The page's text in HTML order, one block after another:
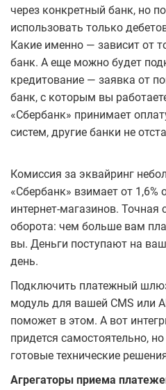
через конкретный банк, но
использовать только
Какие именно — зависит от
банк. А еще можно будет
кредитование — заявка от
банк, с которым вы
«Сбербанк» принимает
систем, другие банки не
Комиссия за эквайринг
«Сбербанк» взимает от
интернет-магазинов. Точная
оборота: чем больше вам
вы. Деньги поступают на
день.
Подключить платежный
модуль для вашей CMS или
поможет в этом. А вот
придется самостоятельно,
готовые технические
Агрегаторы приема